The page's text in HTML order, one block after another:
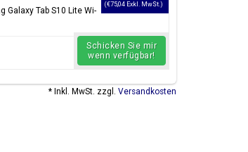
Galaxy Tab S10 Lite Wi-
(€75,04 Exkl. MwSt.)
Schicken Sie mir
wenn verfügbar!
* Inkl. MwSt. zzgl. Versandkosten